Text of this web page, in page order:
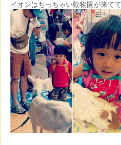
イオンはちっちゃい動物園が来てて